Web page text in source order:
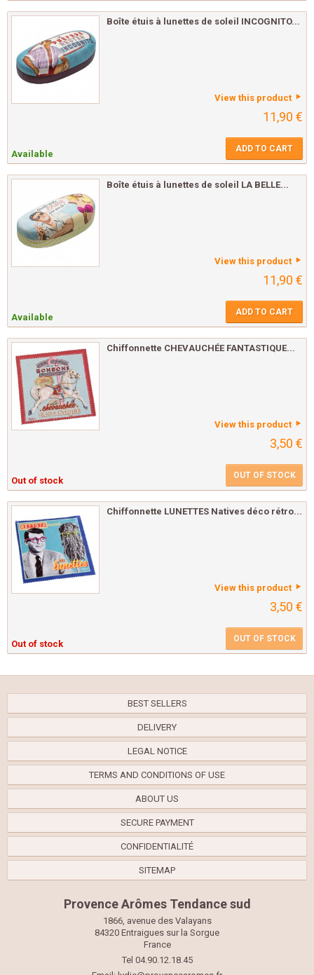
Boîte étuis à lunettes de soleil INCOGNITO...
View this product
11,90 €
Available ADD TO CART
Boîte étuis à lunettes de soleil LA BELLE...
View this product
11,90 €
Available ADD TO CART
Chiffonnette CHEVAUCHÉE FANTASTIQUE...
View this product
3,50 €
Out of stock OUT OF STOCK
Chiffonnette LUNETTES Natives déco rétro...
View this product
3,50 €
Out of stock OUT OF STOCK
BEST SELLERS
DELIVERY
LEGAL NOTICE
TERMS AND CONDITIONS OF USE
ABOUT US
SECURE PAYMENT
CONFIDENTIALITÉ
SITEMAP
Provence Arômes Tendance sud
1866, avenue des Valayans
84320 Entraigues sur la Sorgue
France
Tel 04.90.12.18.45